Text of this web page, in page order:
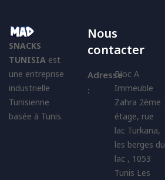
SNACKS
TUNISIA est
une entreprise
industrielle
Tunisienne
basée à Tunis.
Nous
contacter
Adresse
:
Bloc A
Immeuble
Zahra 2ème
étage, rue
lac Turkana,
les berges du
lac , 1053
Tunis Les